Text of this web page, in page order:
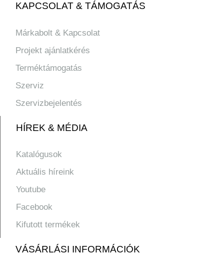
KAPCSOLAT & TÁMOGATÁS
Márkabolt & Kapcsolat
Projekt ajánlatkérés
Terméktámogatás
Szerviz
Szervizbejelentés
HÍREK & MÉDIA
Katalógusok
Aktuális híreink
Youtube
Facebook
Kifutott termékek
VÁSÁRLÁSI INFORMÁCIÓK